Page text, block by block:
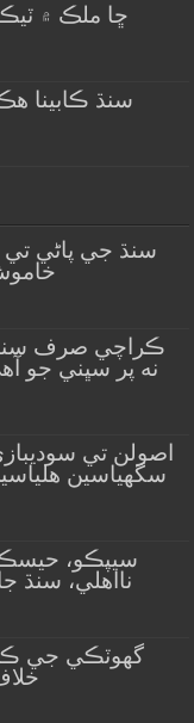
ڇا ملڪ ۾
سنڌ جي پاڻي
ڪراچي صرف
نه پر سڀني جو
سگهياسين
سيپڪو،
نااهلي، سنڌ جا127 ارب رپيا ٻڏي
گهوٽڪي جي